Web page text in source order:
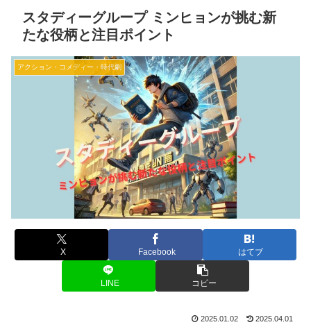
スタディーグループ ミンヒョンが挑む新
たな役柄と注目ポイント
アクション・コメディー・時代劇
X Facebook はてブ
LINE コピー
2025.01.02 2025.04.01